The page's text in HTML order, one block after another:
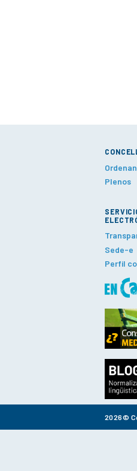
Plenos
Sede-e
Perfil
2026©